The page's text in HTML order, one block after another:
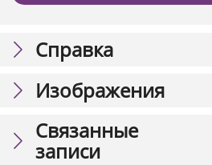
Справка
Изображения
Связанные
записи